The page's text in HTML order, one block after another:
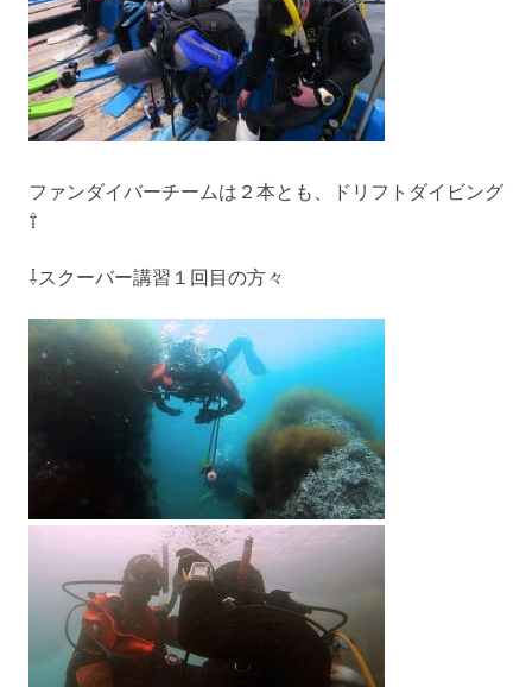
ファンダイバーチームは２本とも、ドリフトダイビング
⇧
⇩スクーバー講習１回目の方々